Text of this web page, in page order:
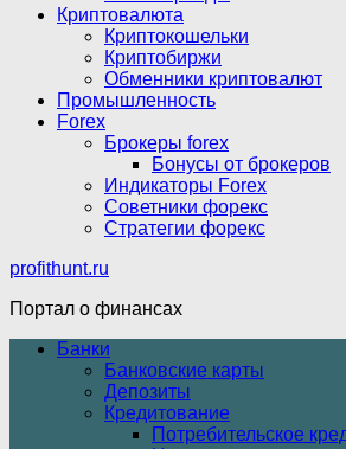
Криптовалюта
Криптокошельки
Криптобиржи
Обменники криптовалют
Промышленность
Forex
Брокеры forex
Бонусы от брокеров
Индикаторы Forex
Советники форекс
Стратегии форекс
profithunt.ru
Портал о финансах
Банки
Банковские карты
Депозиты
Кредитование
Потребительское